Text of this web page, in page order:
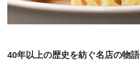
40年以上の歴史を紡ぐ名店の物語